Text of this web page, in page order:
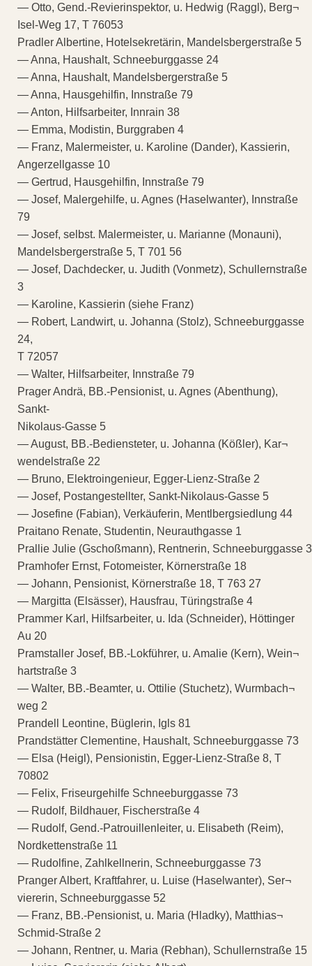
— Otto, Gend.-Revierinspektor, u. Hedwig (Raggl), Berg¬
Isel-Weg 17, T 76053
Pradler Albertine, Hotelsekretärin, Mandelsbergerstraße 5
— Anna, Haushalt, Schneeburggasse 24
— Anna, Haushalt, Mandelsbergerstraße 5
— Anna, Hausgehilfin, Innstraße 79
— Anton, Hilfsarbeiter, Innrain 38
— Emma, Modistin, Burggraben 4
— Franz, Malermeister, u. Karoline (Dander), Kassierin,
Angerzellgasse 10
— Gertrud, Hausgehilfin, Innstraße 79
— Josef, Malergehilfe, u. Agnes (Haselwanter), Innstraße
79
— Josef, selbst. Malermeister, u. Marianne (Monauni),
Mandelsbergerstraße 5, T 701 56
— Josef, Dachdecker, u. Judith (Vonmetz), Schullernstraße
3
— Karoline, Kassierin (siehe Franz)
— Robert, Landwirt, u. Johanna (Stolz), Schneeburggasse
24,
T 72057
— Walter, Hilfsarbeiter, Innstraße 79
Prager Andrä, BB.-Pensionist, u. Agnes (Abenthung),
Sankt-
Nikolaus-Gasse 5
— August, BB.-Bediensteter, u. Johanna (Kößler), Kar¬
wendelstraße 22
— Bruno, Elektroingenieur, Egger-Lienz-Straße 2
— Josef, Postangestellter, Sankt-Nikolaus-Gasse 5
— Josefine (Fabian), Verkäuferin, Mentlbergsiedlung 44
Praitano Renate, Studentin, Neurauthgasse 1
Prallie Julie (Gschoßmann), Rentnerin, Schneeburggasse 3
Pramhofer Ernst, Fotomeister, Körnerstraße 18
— Johann, Pensionist, Körnerstraße 18, T 763 27
— Margitta (Elsässer), Hausfrau, Türingstraße 4
Prammer Karl, Hilfsarbeiter, u. Ida (Schneider), Höttinger
Au 20
Pramstaller Josef, BB.-Lokführer, u. Amalie (Kern), Wein¬
hartstraße 3
— Walter, BB.-Beamter, u. Ottilie (Stuchetz), Wurmbach¬
weg 2
Prandell Leontine, Büglerin, Igls 81
Prandstätter Clementine, Haushalt, Schneeburggasse 73
— Elsa (Heigl), Pensionistin, Egger-Lienz-Straße 8, T
70802
— Felix, Friseurgehilfe Schneeburggasse 73
— Rudolf, Bildhauer, Fischerstraße 4
— Rudolf, Gend.-Patrouillenleiter, u. Elisabeth (Reim),
Nordkettenstraße 11
— Rudolfine, Zahlkellnerin, Schneeburggasse 73
Pranger Albert, Kraftfahrer, u. Luise (Haselwanter), Ser¬
viererin, Schneeburggasse 52
— Franz, BB.-Pensionist, u. Maria (Hladky), Matthias¬
Schmid-Straße 2
— Johann, Rentner, u. Maria (Rebhan), Schullernstraße 15